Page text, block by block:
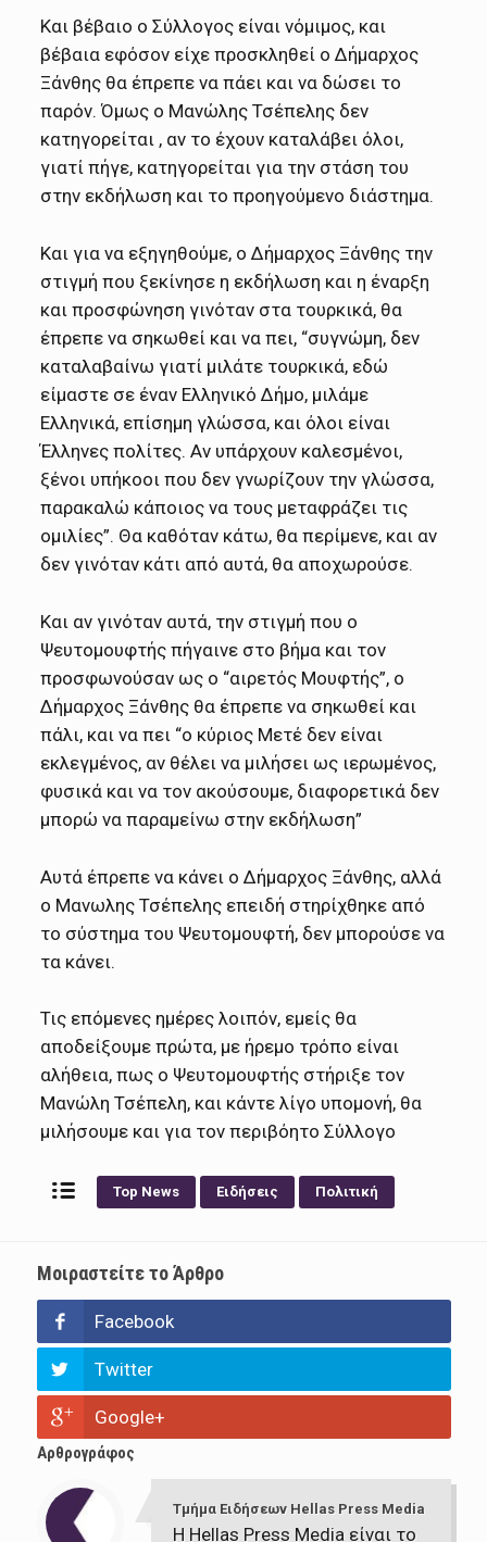
Και βέβαιο ο Σύλλογος είναι νόμιμος, και
βέβαια εφόσον είχε προσκληθεί ο Δήμαρχος
Ξάνθης θα έπρεπε να πάει και να δώσει το
παρόν. Όμως ο Μανώλης Τσέπελης δεν
κατηγορείται , αν το έχουν καταλάβει όλοι,
γιατί πήγε, κατηγορείται για την στάση του
στην εκδήλωση και το προηγούμενο διάστημα.
Και για να εξηγηθούμε, ο Δήμαρχος Ξάνθης την
στιγμή που ξεκίνησε η εκδήλωση και η έναρξη
και προσφώνηση γινόταν στα τουρκικά, θα
έπρεπε να σηκωθεί και να πει, “συγνώμη, δεν
καταλαβαίνω γιατί μιλάτε τουρκικά, εδώ
είμαστε σε έναν Ελληνικό Δήμο, μιλάμε
Ελληνικά, επίσημη γλώσσα, και όλοι είναι
Έλληνες πολίτες. Αν υπάρχουν καλεσμένοι,
ξένοι υπήκοοι που δεν γνωρίζουν την γλώσσα,
παρακαλώ κάποιος να τους μεταφράζει τις
ομιλίες”. Θα καθόταν κάτω, θα περίμενε, και αν
δεν γινόταν κάτι από αυτά, θα αποχωρούσε.
Και αν γινόταν αυτά, την στιγμή που ο
Ψευτομουφτής πήγαινε στο βήμα και τον
προσφωνούσαν ως ο “αιρετός Μουφτής”, ο
Δήμαρχος Ξάνθης θα έπρεπε να σηκωθεί και
πάλι, και να πει “ο κύριος Μετέ δεν είναι
εκλεγμένος, αν θέλει να μιλήσει ως ιερωμένος,
φυσικά και να τον ακούσουμε, διαφορετικά δεν
μπορώ να παραμείνω στην εκδήλωση”
Αυτά έπρεπε να κάνει ο Δήμαρχος Ξάνθης, αλλά
ο Μανωλης Τσέπελης επειδή στηρίχθηκε από
το σύστημα του Ψευτομουφτή, δεν μπορούσε να
τα κάνει.
Τις επόμενες ημέρες λοιπόν, εμείς θα
αποδείξουμε πρώτα, με ήρεμο τρόπο είναι
αλήθεια, πως ο Ψευτομουφτής στήριξε τον
Μανώλη Τσέπελη, και κάντε λίγο υπομονή, θα
μιλήσουμε και για τον περιβόητο Σύλλογο
Top News Ειδήσεις Πολιτική
Μοιραστείτε το Άρθρο
Facebook
Twitter
Google+
Αρθρογράφος
Τμήμα Ειδήσεων Hellas Press Media
Η Hellas Press Media είναι το